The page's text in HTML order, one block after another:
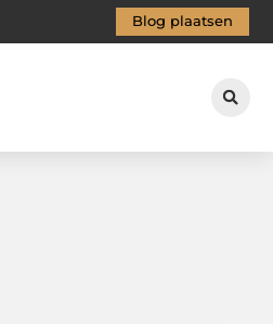
Blog plaatsen